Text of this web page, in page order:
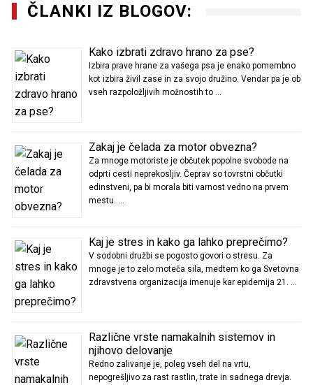
ČLANKI IZ BLOGOV:
Kako izbrati zdravo hrano za pse?
Izbira prave hrane za vašega psa je enako pomembno
kot izbira živil zase in za svojo družino. Vendar pa je ob
vseh razpoložljivih možnostih to …
Zakaj je čelada za motor obvezna?
Za mnoge motoriste je občutek popolne svobode na
odprti cesti neprekosljiv. Čeprav so tovrstni občutki
edinstveni, pa bi morala biti varnost vedno na prvem
mestu. …
Kaj je stres in kako ga lahko preprečimo?
V sodobni družbi se pogosto govori o stresu. Za
mnoge je to zelo moteča sila, medtem ko ga Svetovna
zdravstvena organizacija imenuje kar epidemija 21. …
Različne vrste namakalnih sistemov in
njihovo delovanje
Redno zalivanje je, poleg vseh del na vrtu,
nepogrešljivo za rast rastlin, trate in sadnega drevja.